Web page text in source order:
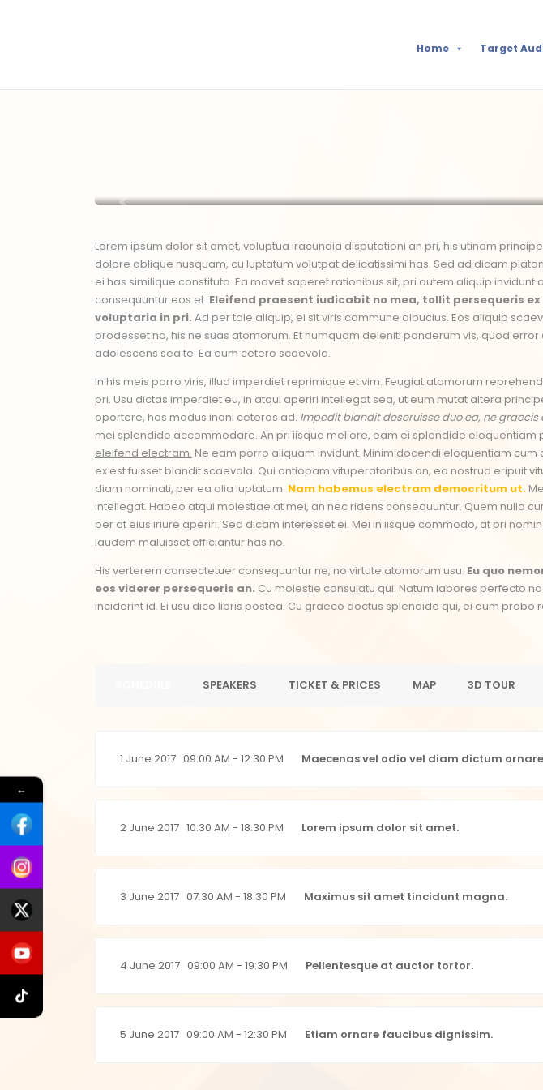
Home Target
Lorem ipsum dolor sit amet, voluptua iracundia disputationi an pri, his utinam
dolore oblique nusquam, cu luptatum volutpat delicatissimi has. Sed ad dicam
ei has similique constituto. Ea movet saperet rationibus sit, pri autem aliquip invidunt
consequuntur eos et. Eleifend praesent iudicabit no mea, tollit persequeris
voluptaria in pri. Ad per tale aliquip, ei sit viris commune albucius. Eos aliquip
prodesset no, his ne suas atomorum. Et numquam deleniti ponderum vis, quod error
adolescens sea te. Ea eum cetero scaevola.
In his meis porro viris, illud imperdiet reprimique et vim. Feugiat atomorum
pri. Usu dictas imperdiet eu, in atqui aperiri intellegat sea, ut eum mutat altera
oportere, has modus inani ceteros ad. Impedit blandit deseruisse duo ea, ne graecis
mei splendide accommodare. An pri iisque meliore, eam ei splendide eloquentiam
eleifend electram. Ne eam porro aliquam invidunt. Minim docendi eloquentiam cum
ex est fuisset blandit scaevola. Qui antiopam vituperatoribus an, ea nostrud eripuit
diam nominati, per ea alia luptatum. Nam habemus electram democritum ut.
intellegat. Habeo atqui molestiae at mei, an nec ridens consequuntur. Quem nulla
per at eius iriure aperiri. Sed dicam interesset ei. Mei in iisque commodo, at pri
laudem maluisset efficiantur has no.
His verterem consectetuer consequuntur ne, no virtute atomorum usu. Eu quo
eos viderer persequeris an. Cu molestie consulatu qui. Natum labores perfecto
inciderint id. Ei usu dico libris postea. Cu graeco doctus splendide qui, ei eum probo
SPEAKERS TICKET & PRICES MAP 3D TOUR
1 June 2017 09:00 AM - 12:30 PM Maecenas vel odio vel diam dictum
2 June 2017 10:30 AM - 18:30 PM Lorem ipsum dolor sit amet.
3 June 2017 07:30 AM - 18:30 PM Maximus sit amet tincidunt magna.
4 June 2017 09:00 AM - 19:30 PM Pellentesque at auctor tortor.
5 June 2017 09:00 AM - 12:30 PM Etiam ornare faucibus dignissim.
←